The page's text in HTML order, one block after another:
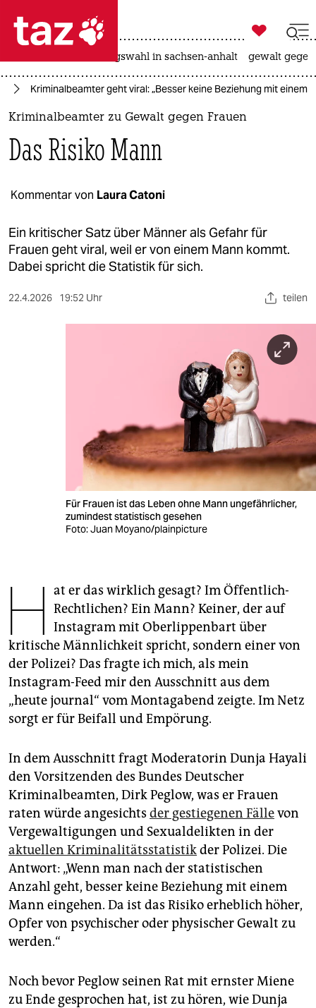
 taz zahl ich
taz zahl ich
politik
öko
gesellschaft
kultur
veranstaltungen
fragen & hilfe
genossenschaft
epaper login

taz zahl ich
landtagswahl in sachsen-anhalt gewalt
Kriminalbeamter geht viral: „Besser keine Beziehung mit einem
Kriminalbeamter zu Gewalt gegen Frauen
Das Risiko Mann
Kommentar von Laura Catoni
Ein kritischer Satz über Männer als Gefahr für
Frauen geht viral, weil er von einem Mann kommt.
Dabei spricht die Statistik für sich.
22.4.2026 19:52 Uhr teilen
Für Frauen ist das Leben ohne Mann ungefährlicher,
zumindest statistisch gesehen
Foto: Juan Moyano/plainpicture
H at er das wirklich gesagt? Im Öffentlich-
Rechtlichen? Ein Mann? Keiner, der auf
Instagram mit Oberlippenbart über
kritische Männlichkeit spricht, sondern einer von
der Polizei? Das fragte ich mich, als mein
Instagram-Feed mir den Ausschnitt aus dem
„heute journal“ vom Montagabend zeigte. Im Netz
sorgt er für Beifall und Empörung.
In dem Ausschnitt fragt Moderatorin Dunja Hayali
den Vorsitzenden des Bundes Deutscher
Kriminalbeamten, Dirk Peglow, was er Frauen
raten würde angesichts der gestiegenen Fällevon
Vergewaltigungen und Sexualdelikten in der
aktuellen Kriminalitätsstatistikder Polizei. Die
Antwort: „Wenn man nach der statistischen
Anzahl geht, besser keine Beziehung mit einem
Mann eingehen. Da ist das Risiko erheblich höher,
Opfer von psychischer oder physischer Gewalt zu
werden.“
Noch bevor Peglow seinen Rat mit ernster Miene
zu Ende gesprochen hat, ist zu hören, wie Dunja